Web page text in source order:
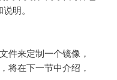
明。
件来定制一个镜像，
将在下一节中介绍，